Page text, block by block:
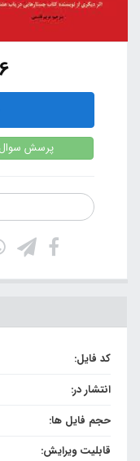
پرسش سوال
کد فایل:
انتشار در:
حجم فایل ها:
قابلیت ویرایش: